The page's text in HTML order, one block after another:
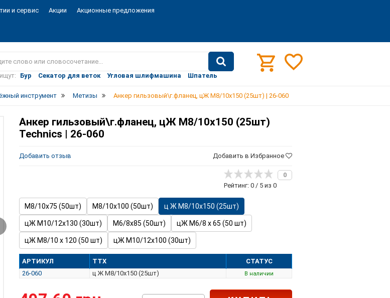
и сервис Акции Акционные предложения
Бур Секатор для веток Угловая шлифмашина Шпатель
инструмент Метизы Анкер гильзовый\г.фланец, цЖ М8/10х150 (25шт) | 26-060
Анкер гильзовый\г.фланец, цЖ М8/10х150 (25шт)
Technics | 26-060
Добавить отзыв Добавить в Избранное
0
Рейтинг: 0 / 5 из 0
М8/10х75 (50шт) М8/10х100 (50шт) ц Ж М8/10х150 (25шт)
цЖ М10/12х130 (30шт) М6/8х85 (50шт) цЖ М6/8 х 65 (50 шт)
цЖ М8/10 х 120 (50 шт) цЖ М10/12х100 (30шт)
АРТИКУЛ ТТХ
СТАТУС
26-060
ц Ж М8/10х150 (25шт) В наличии